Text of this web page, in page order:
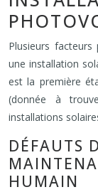
Plusieurs facteurs
une installation
est la première
(donnée à
installations
DÉFAUTS
HUMAIN